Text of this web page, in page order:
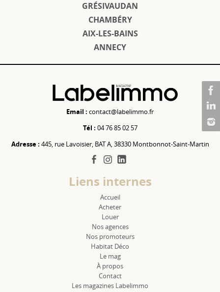
GRÉSIVAUDAN
CHAMBÉRY
AIX-LES-BAINS
ANNECY
Email : contact@labelimmo.fr
Tél : 04 76 85 02 57
Adresse : 445, rue Lavoisier, BAT A, 38330 Montbonnot-Saint-Martin
facebook
instagram
Liens internes
Accueil
Acheter
Louer
Nos agences
Nos promoteurs
Habitat Déco
Le mag
À propos
Contact
Les magazines Labelimmo